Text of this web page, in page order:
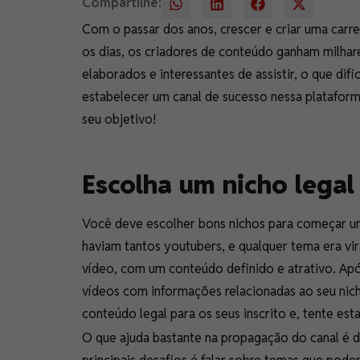
Com o passar dos anos, crescer e criar uma
os dias, os criadores de conteúdo ganham
elaborados e interessantes de assistir, o que
estabelecer um canal de sucesso nessa
seu objetivo!
Escolha um nicho legal
Você deve escolher bons nichos para começar
haviam tantos youtubers, e qualquer tema era
vídeo, com um conteúdo definido e atrativo.
vídeos com informações relacionadas ao seu
conteúdo legal para os seus inscrito e, tente
O que ajuda bastante na propagação do canal é